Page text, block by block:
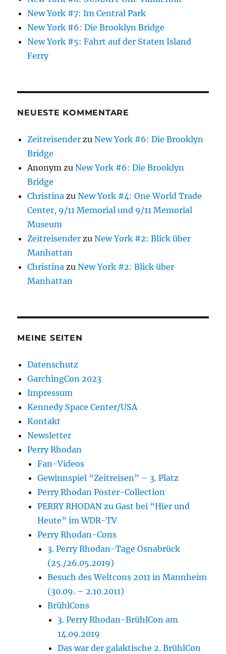
New York #7: Im Central Park
New York #6: Die Brooklyn Bridge
New York #5: Fahrt auf der Staten Island
Ferry
NEUESTE KOMMENTARE
Zeitreisender zuNew York #6: Die Brooklyn
Bridge
Anonym zuNew York #6: Die Brooklyn
Bridge
Christina zuNew York #4: One World Trade
Center, 9/11 Memorial und 9/11 Memorial
Museum
Zeitreisender zuNew York #2: Blick über
Manhattan
Christina zuNew York #2: Blick über
Manhattan
MEINE SEITEN
Datenschutz
GarchingCon 2023
Impressum
Kennedy Space Center/USA
Kontakt
Newsletter
Perry Rhodan
Fan-Videos
Gewinnspiel “Zeitreisen” – 3. Platz
Perry Rhodan Poster-Collection
PERRY RHODAN zu Gast bei “Hier und
Heute” im WDR-TV
Perry Rhodan-Cons
3. Perry Rhodan-Tage Osnabrück
(25./26.05.2019)
Besuch des Weltcons 2011 in Mannheim
(30.09. – 2.10.2011)
BrühlCons
3. Perry Rhodan-BrühlCon am
14.09.2019
Das war der galaktische 2. BrühlCon